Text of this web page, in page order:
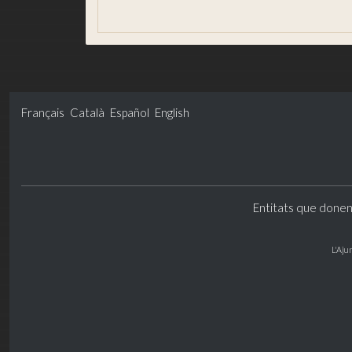
Français Català Español English
Entitats que